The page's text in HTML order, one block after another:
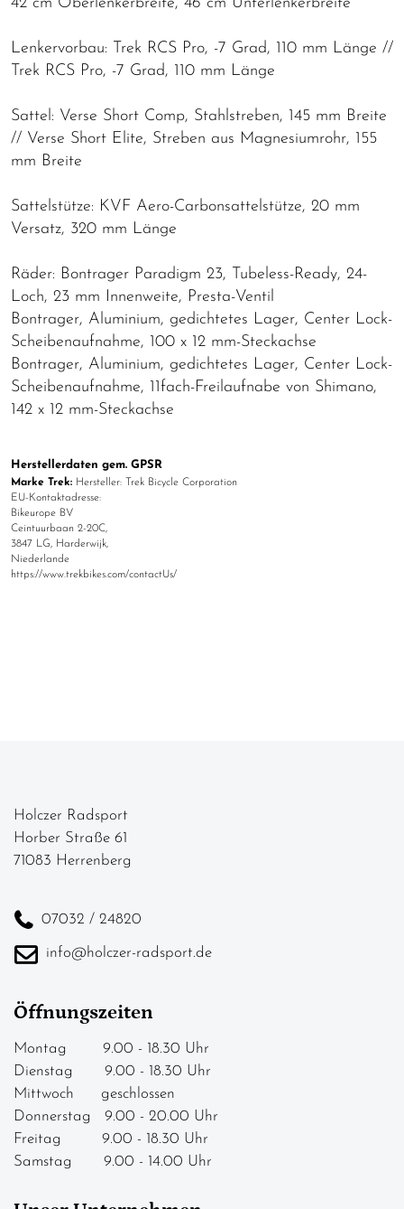
Lenkervorbau: Trek RCS Pro, -7 Grad, 110 mm Länge //
Trek RCS Pro, -7 Grad, 110 mm Länge
Sattel: Verse Short Comp, Stahlstreben, 145 mm Breite
// Verse Short Elite, Streben aus Magnesiumrohr, 155
mm Breite
Sattelstütze: KVF Aero-Carbonsattelstütze, 20 mm
Versatz, 320 mm Länge
Räder: Bontrager Paradigm 23, Tubeless-Ready, 24-
Loch, 23 mm Innenweite, Presta-Ventil
Bontrager, Aluminium, gedichtetes Lager, Center Lock-
Scheibenaufnahme, 100 x 12 mm-Steckachse
Bontrager, Aluminium, gedichtetes Lager, Center Lock-
Scheibenaufnahme, 11fach-Freilaufnabe von Shimano,
142 x 12 mm-Steckachse
Herstellerdaten gem. GPSR
Marke Trek: Hersteller: Trek Bicycle Corporation
EU-Kontaktadresse:
Bikeurope BV
Ceintuurbaan 2-20C,
3847 LG, Harderwijk,
Niederlande
https://www.trekbikes.com/contactUs/
Holczer Radsport
Horber Straße 61
71083 Herrenberg
07032 / 24820
info@holczer-radsport.de
Öffnungszeiten
Montag 9.00 - 18.30 Uhr
Dienstag 9.00 - 18.30 Uhr
Mittwoch geschlossen
Donnerstag 9.00 - 20.00 Uhr
Freitag 9.00 - 18.30 Uhr
Samstag 9.00 - 14.00 Uhr